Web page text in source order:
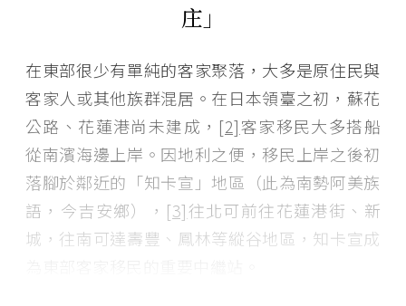
庄」
在東部很少有單純的客家聚落，大多是原住民與
客家人或其他族群混居。在日本領臺之初，蘇花
公路、花蓮港尚未建成， [2]客家移民大多搭船
從南濱海邊上岸。因地利之便，移民上岸之後初
落腳於鄰近的「知卡宣」地區（此為南勢阿美族
語，今吉安鄉）， [3]往北可前往花蓮港街、新
城，往南可達壽豐、鳳林等縱谷地區，知卡宣成